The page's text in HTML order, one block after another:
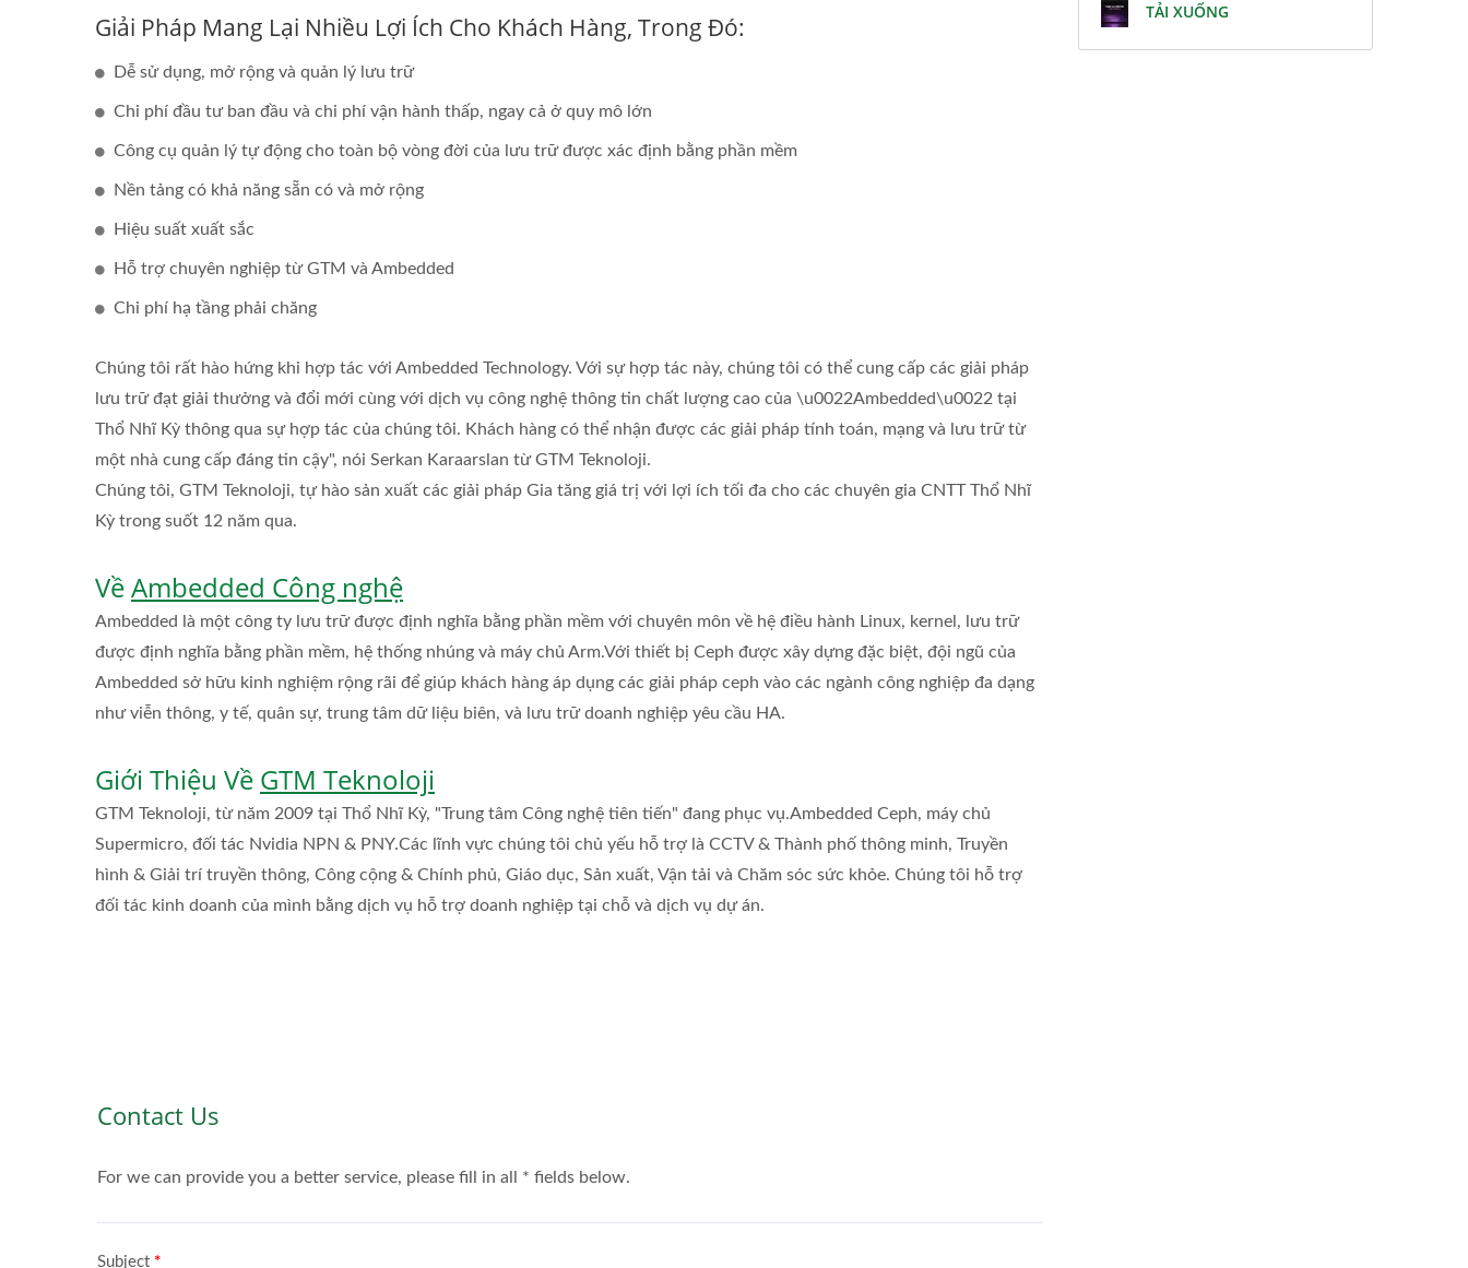
Giải Pháp Mang Lại Nhiều Lợi Ích Cho Khách Hàng, Trong Đó:
Dễ sử dụng, mở rộng và quản lý lưu trữ
Chi phí đầu tư ban đầu và chi phí vận hành thấp, ngay cả ở quy mô lớn
Công cụ quản lý tự động cho toàn bộ vòng đời của lưu trữ được xác định bằng phần mềm
Nền tảng có khả năng sẵn có và mở rộng
Hiệu suất xuất sắc
Hỗ trợ chuyên nghiệp từ GTM và Ambedded
Chi phí hạ tầng phải chăng
Chúng tôi rất hào hứng khi hợp tác với Ambedded Technology. Với sự hợp tác này, chúng tôi có thể cung cấp các giải pháp
lưu trữ đạt giải thưởng và đổi mới cùng với dịch vụ công nghệ thông tin chất lượng cao của \u0022Ambedded\u0022 tại
Thổ Nhĩ Kỳ thông qua sự hợp tác của chúng tôi. Khách hàng có thể nhận được các giải pháp tính toán, mạng và lưu trữ từ
một nhà cung cấp đáng tin cậy", nói Serkan Karaarslan từ GTM Teknoloji.
Chúng tôi, GTM Teknoloji, tự hào sản xuất các giải pháp Gia tăng giá trị với lợi ích tối đa cho các chuyên gia CNTT Thổ Nhĩ
Kỳ trong suốt 12 năm qua.
VềAmbedded Công nghệ
Ambedded là một công ty lưu trữ được định nghĩa bằng phần mềm với chuyên môn về hệ điều hành Linux, kernel, lưu trữ
được định nghĩa bằng phần mềm, hệ thống nhúng và máy chủ Arm.Với thiết bị Ceph được xây dựng đặc biệt, đội ngũ của
Ambedded sở hữu kinh nghiệm rộng rãi để giúp khách hàng áp dụng các giải pháp ceph vào các ngành công nghiệp đa dạng
như viễn thông, y tế, quân sự, trung tâm dữ liệu biên, và lưu trữ doanh nghiệp yêu cầu HA.
Giới Thiệu Về GTM Teknoloji
GTM Teknoloji, từ năm 2009 tại Thổ Nhĩ Kỳ, "Trung tâm Công nghệ tiên tiến" đang phục vụ.Ambedded Ceph, máy chủ
Supermicro, đối tác Nvidia NPN & PNY.Các lĩnh vực chúng tôi chủ yếu hỗ trợ là CCTV & Thành phố thông minh, Truyền
hình & Giải trí truyền thông, Công cộng & Chính phủ, Giáo dục, Sản xuất, Vận tải và Chăm sóc sức khỏe. Chúng tôi hỗ trợ
đối tác kinh doanh của mình bằng dịch vụ hỗ trợ doanh nghiệp tại chỗ và dịch vụ dự án.
TẢI XUỐNG